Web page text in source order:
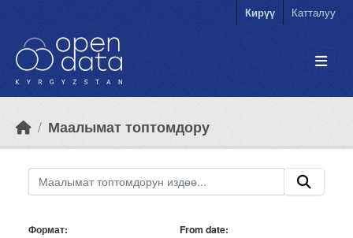
Кирүү Катталуу
Маалымат топтомдору
Формат From date